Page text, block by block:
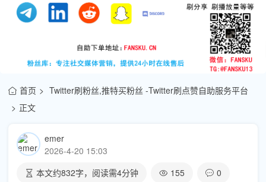
首页
Twitter刷粉丝,推特买粉丝 -Twitter刷点赞自助服务平台
正文
emer
2026-4-20 15:03
本文约832字，阅读需4分钟 155 0